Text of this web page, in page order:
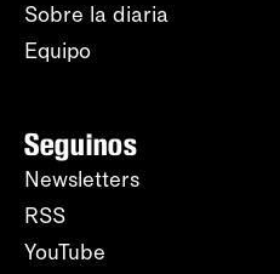
Sobre la diaria
Equipo
Seguinos
Newsletters
RSS
YouTube